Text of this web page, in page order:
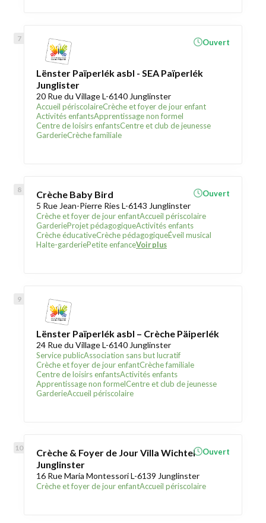
Lënster Païperlék asbl - SEA Païperlék
Junglister
20 Rue du Village L-6140 Junglinster
Accueil périscolaireCrèche et foyer de jour enfant
Activités enfantsApprentissage non formel
Centre de loisirs enfantsCentre et club de jeunesse
GarderieCrèche familiale
Ouvert
Crèche Baby Bird
5 Rue Jean-Pierre Ries L-6143 Junglinster
Crèche et foyer de jour enfantAccueil périscolaire
GarderieProjet pédagogiqueActivités enfants
Crèche éducativeCrèche pédagogiqueÉveil musical
Halte-garderiePetite enfanceVoir plus
Ouvert
Lënster Païperlék asbl – Crèche Päiperlék
24 Rue du Village L-6140 Junglinster
Service publicAssociation sans but lucratif
Crèche et foyer de jour enfantCrèche familiale
Centre de loisirs enfantsActivités enfants
Apprentissage non formelCentre et club de jeunesse
GarderieAccueil périscolaire
Crèche & Foyer de Jour Villa Wichtel
Junglinster
16 Rue Maria Montessori L-6139 Junglinster
Crèche et foyer de jour enfantAccueil périscolaire
Ouvert